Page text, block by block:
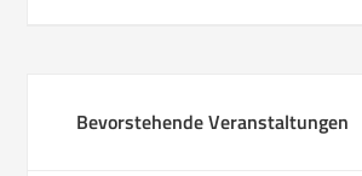
Bevorstehende Veranstaltungen